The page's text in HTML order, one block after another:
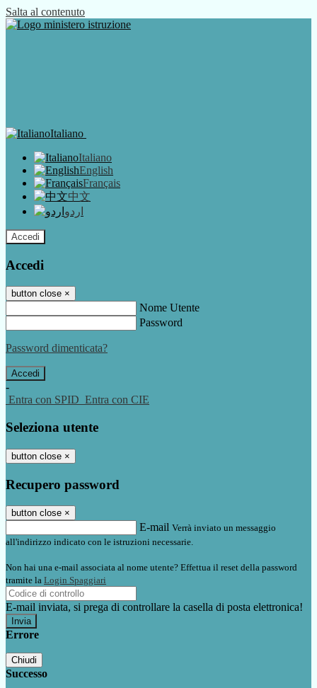
Salta al contenuto
Italiano
Italiano
English
Français
中文
اردو
Accedi
Accedi
button close ×
Nome Utente
Password
Password dimenticata?
-
Entra con SPID Entra con CIE
Seleziona utente
button close ×
Recupero password
button close ×
E-mail Verrà inviato un messaggio
all'indirizzo indicato con le istruzioni necessarie.
Non hai una e-mail associata al nome utente? Effettua il reset della password
tramite la Login Spaggiari
E-mail inviata, si prega di controllare la casella di posta elettronica!
Errore
Chiudi
Successo